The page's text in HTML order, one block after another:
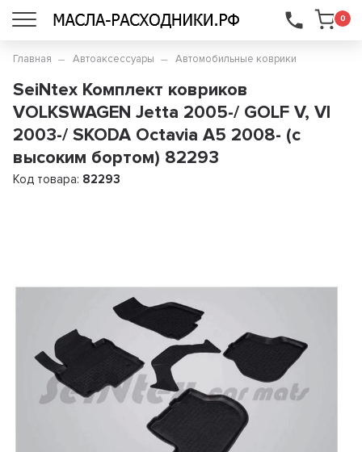
0
...
Главная Автоаксессуары Автомобильные коврики
SeiNtex Комплект ковриков
VOLKSWAGEN Jetta 2005-/ GOLF V, VI
2003-/ SKODA Octavia A5 2008- (с
высоким бортом) 82293
Код товара: 82293